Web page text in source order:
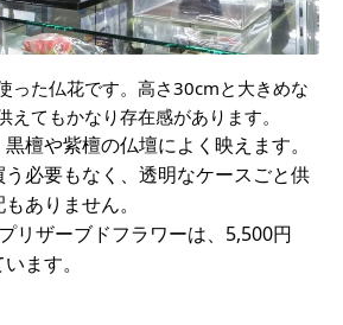
った仏花です。高さ30cmと大きめな
えてもかなり存在感があります。
檀や紫檀の仏壇によく映えます。
必要もなく、透明なケースごと供
ありません。
リザーブドフラワーは、5,500円
ます。